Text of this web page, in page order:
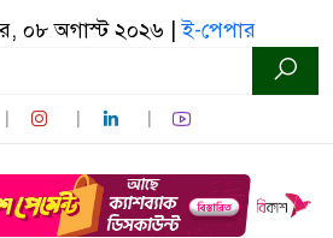
০৮ অগাস্ট ২০২৬ |ই-পেপার